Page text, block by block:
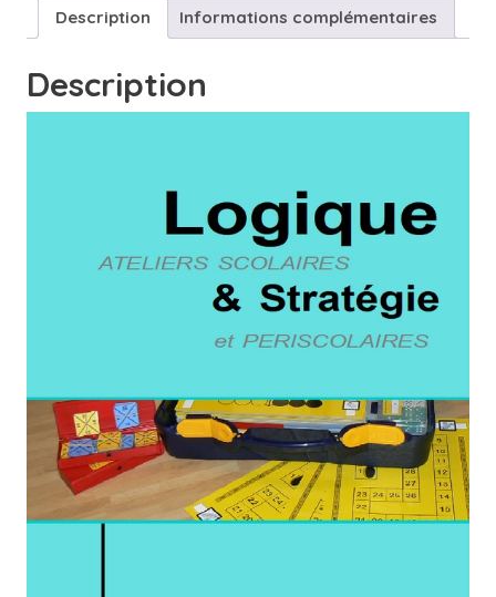
Description Informations complémentaires
Description